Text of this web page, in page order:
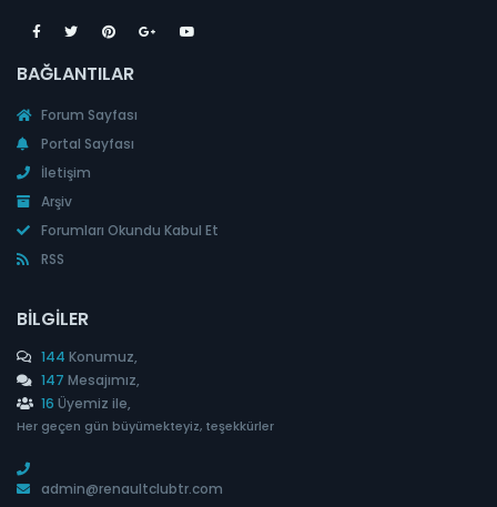
BAĞLANTILAR
Forum Sayfası
Portal Sayfası
İletişim
Arşiv
Forumları Okundu Kabul Et
RSS
BILGILER
144 Konumuz,
147 Mesajımız,
16 Üyemiz ile,
Her geçen gün büyümekteyiz, teşekkürler
admin@renaultclubtr.com